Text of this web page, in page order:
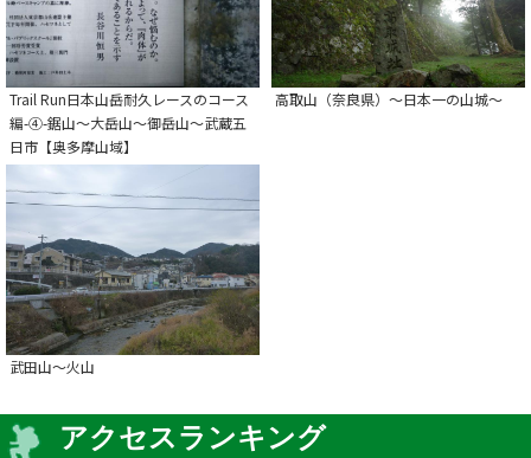
Trail Run日本山岳耐久レースのコース
編-④-鋸山～大岳山～御岳山～武蔵五
日市【奥多摩山域】
高取山（奈良県）～日本一の山城～
武田山～火山
アクセスランキング